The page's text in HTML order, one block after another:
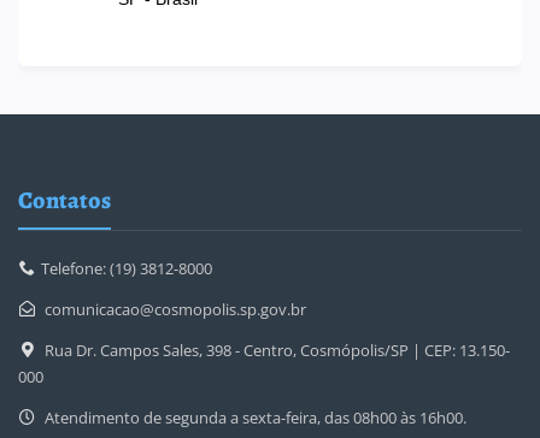
Contatos
Telefone: (19) 3812-8000
comunicacao@cosmopolis.sp.gov.br
Rua Dr. Campos Sales, 398 - Centro, Cosmópolis/SP | CEP: 13.150-
000
Atendimento de segunda a sexta-feira, das 08h00 às 16h00.